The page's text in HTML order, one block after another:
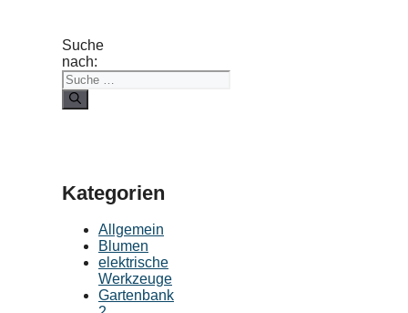
Suche
nach:
Kategorien
Allgemein
Blumen
elektrische
Werkzeuge
Gartenbank